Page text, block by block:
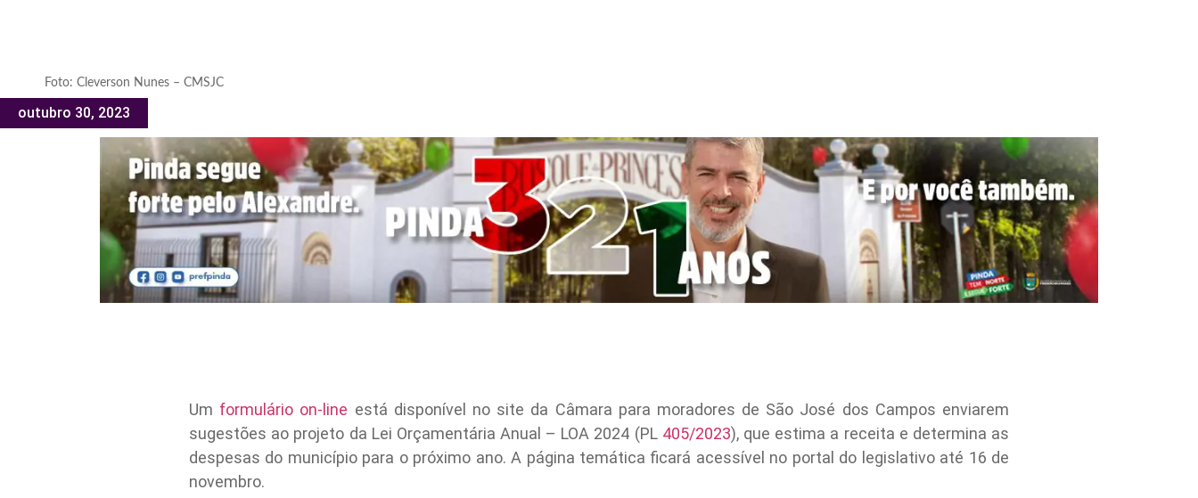
Foto: Cleverson Nunes – CMSJC
outubro 30, 2023
Um formulário on-line está disponível no site da Câmara para moradores de São José dos Campos enviarem
sugestões ao projeto da Lei Orçamentária Anual – LOA 2024 (PL 405/2023), que estima a receita e determina as
despesas do município para o próximo ano. A página temática ficará acessível no portal do legislativo até 16 de
novembro.